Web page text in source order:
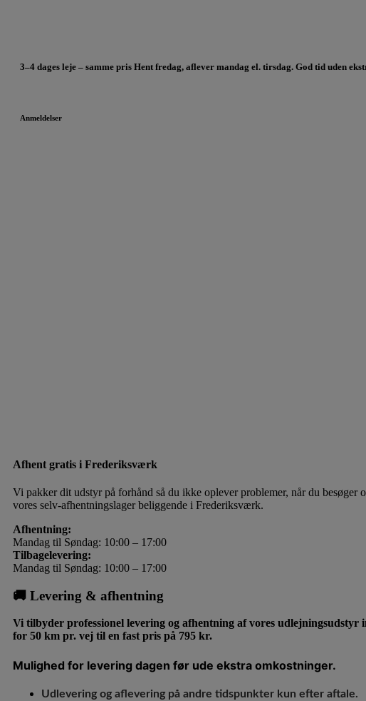
3–4 dages leje – samme pris Hent fredag, aflever mandag el. tirsdag. God tid uden
Anmeldelser
Afhent gratis i Frederiksværk
Vi pakker dit udstyr på forhånd så du ikke oplever problemer, når du besøger
vores selv-afhentningslager beliggende i Frederiksværk.
Afhentning:
Mandag til Søndag: 10:00 – 17:00
Tilbagelevering:
Mandag til Søndag: 10:00 – 17:00
🚚 Levering & afhentning
Vi tilbyder professionel levering og afhentning af vores udlejningsudstyr
for 50 km pr. vej til en fast pris på 795 kr.
Mulighed for levering dagen før ude ekstra omkostninger.
Udlevering og aflevering på andre tidspunkter kun efter aftale.